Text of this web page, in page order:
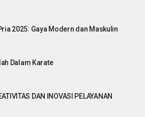
2025: Gaya Modern dan Maskulin
Dalam Karate
DAN INOVASI PELAYANAN